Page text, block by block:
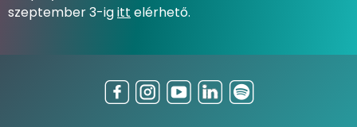
szeptember 3-igitt elérhető.